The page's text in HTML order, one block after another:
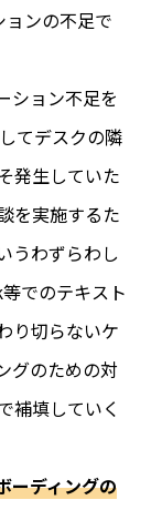
ンの不足で
ション不足を
てデスクの隣
発生していた
を実施するた
うわずらわし
でのテキスト
り切らないケ
グのための対
補填していく
ーディングの